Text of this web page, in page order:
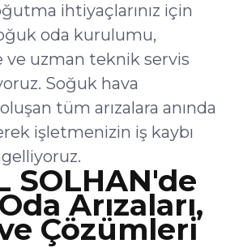
ihtiyaçlarınız için
oda kurulumu,
uzman teknik servis
Soğuk hava
tüm arızalara anında
işletmenizin iş kaybı
SOLHAN'de
Arızaları,
Çözümleri